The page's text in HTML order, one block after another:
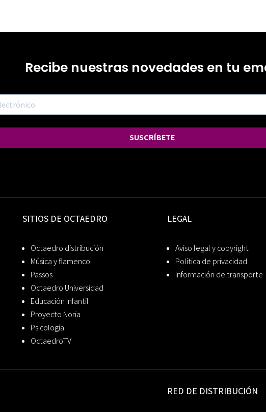
Recibe nuestras novedades en tu
SUSCRÍBETE
SITIOS DE OCTAEDRO
Octaedro distribución
Música y flamenco
Passos
Octaedro Universidad
Educación Infantil
Proyecto Noria
Psicología
OctaedroTV
LEGAL
Aviso legal y copyright
Política de privacidad
Información de transporte
RED DE DISTRIBUCIÓN